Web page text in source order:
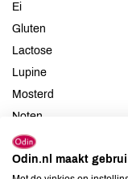
Ei
Gluten
Lactose
Lupine
Mosterd
Noten
Schaaldieren
Selderij
Odin.nl maakt